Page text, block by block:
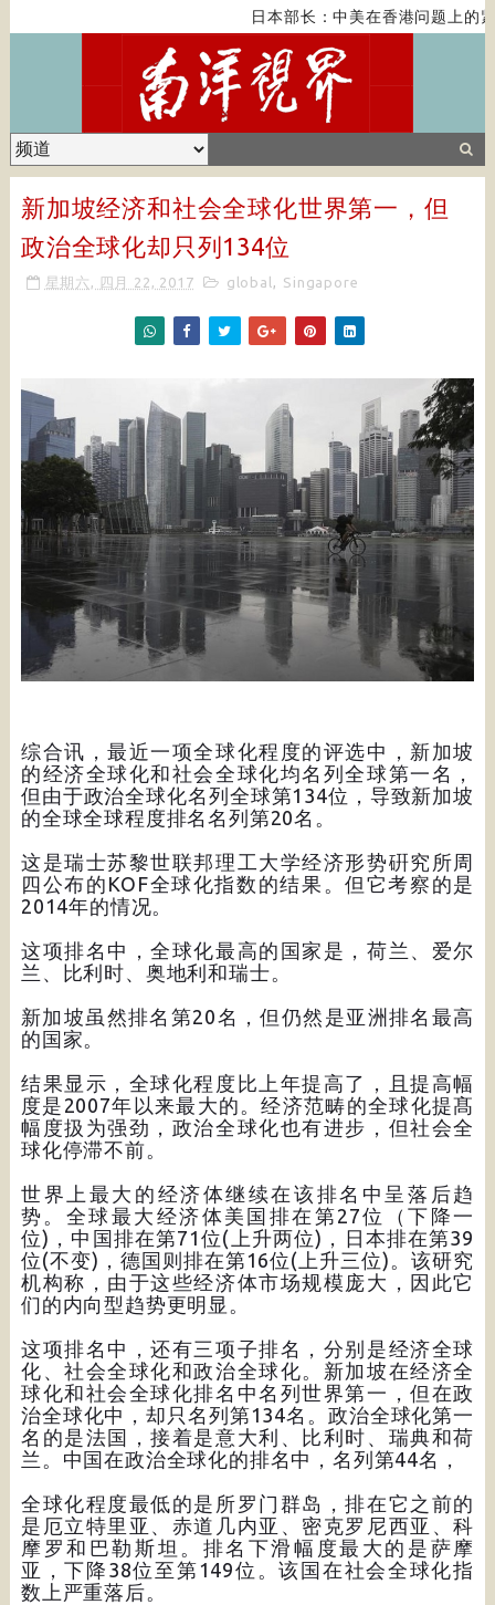
日本部长：中美在香港问题上的
新加坡经济和社会全球化世界第一，但
政治全球化却只列134位
星期六, 四月 22, 2017 global , Singapore
综合讯，最近一项全球化程度的评选中，新加坡
的经济全球化和社会全球化均名列全球第一名，
但由于政治全球化名列全球第134位，导致新加坡
的全球全球程度排名名列第20名。
这是瑞士苏黎世联邦理工大学经济形势硏究所周
四公布的KOF全球化指数的结果。但它考察的是
2014年的情况。
这项排名中，全球化最高的国家是，荷兰、爱尔
兰、比利时、奥地利和瑞士。
新加坡虽然排名第20名，但仍然是亚洲排名最高
的国家。
结果显示，全球化程度比上年提高了，且提高幅
度是2007年以来最大的。经济范畴的全球化提髙
幅度扱为强劲，政治全球化也有进步，但社会全
球化停滞不前。
世界上最大的经济体继续在该排名中呈落后趋
势。全球最大经济体美国排在第27位（下降一
位)，中国排在第71位(上升两位)，日本排在第39
位(不变)，德国则排在第16位(上升三位)。该研究
机构称，由于这些经济体市场规模庞大，因此它
们的内向型趋势更明显。
这项排名中，还有三项子排名，分别是经济全球
化、社会全球化和政治全球化。新加坡在经济全
球化和社会全球化排名中名列世界第一，但在政
治全球化中，却只名列第134名。政治全球化第一
名的是法国，接着是意大利、比利时、瑞典和荷
兰。中国在政治全球化的排名中，名列第44名，
全球化程度最低的是所罗门群岛，排在它之前的
是厄立特里亚、赤道几内亚、密克罗尼西亚、科
摩罗和巴勒斯坦。排名下滑幅度最大的是萨摩
亚，下降38位至第149位。该国在社会全球化指
数上严重落后。